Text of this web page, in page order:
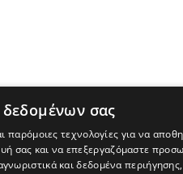
σας
παρόμοιες τεχνολογίες για να
σας και να επεξεργαζόμαστε
και δεδομένα περιήγησης,